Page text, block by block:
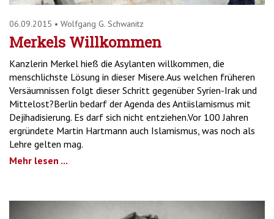
06.09.2015 • Wolfgang G. Schwanitz
Merkels Willkommen
Kanzlerin Merkel hieß die Asylanten willkommen, die
menschlichste Lösung in dieser Misere.Aus welchen früheren
Versäumnissen folgt dieser Schritt gegenüber Syrien-Irak und
Mittelost?Berlin bedarf der Agenda des Antiislamismus mit
Dejihadisierung. Es darf sich nicht entziehen.Vor 100 Jahren
ergründete Martin Hartmann auch Islamismus, was noch als
Lehre gelten mag.
Mehr lesen ...